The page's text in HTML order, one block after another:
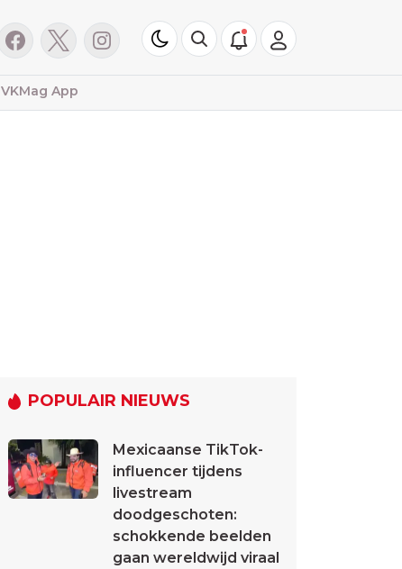
VKMag App
POPULAIR NIEUWS
Mexicaanse TikTok-
influencer tijdens
livestream
doodgeschoten:
schokkende beelden
gaan wereldwijd viraal